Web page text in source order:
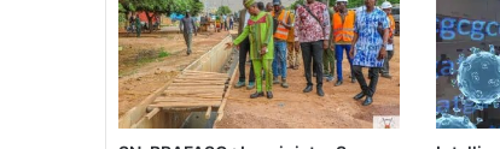
S
a
b
o
t